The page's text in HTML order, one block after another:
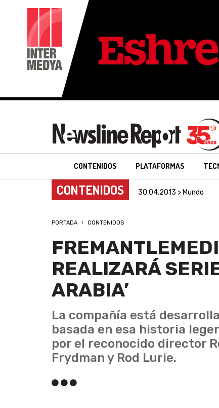
CONTENIDOS PLATAFORMAS
CONTENIDOS 30.04.2013 > Mundo
PORTADA CONTENIDOS
REALIZARÁ
ARABIA’
La compañía está
basada en esa historia
por el reconocido director
Frydman y Rod Lurie.